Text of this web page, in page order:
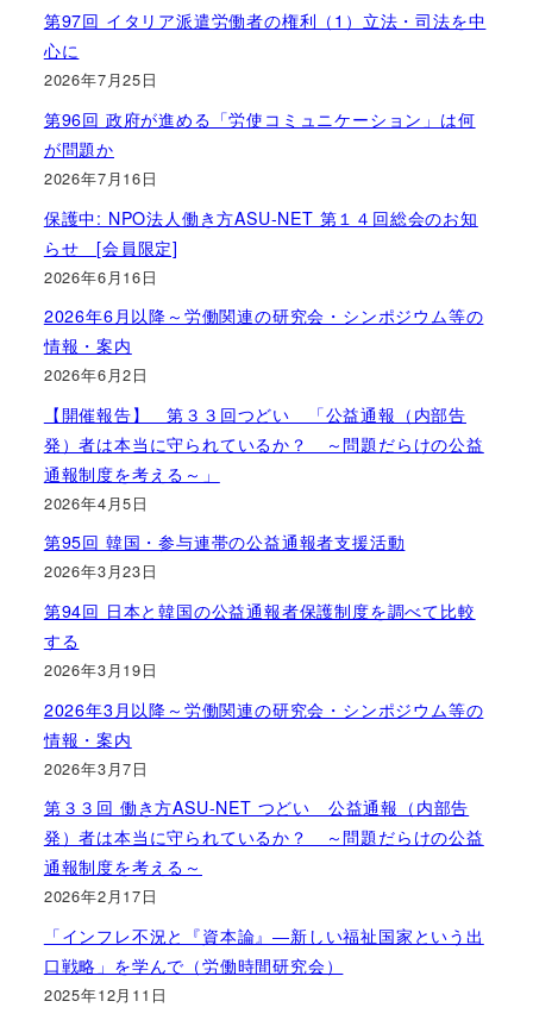
第97回 イタリア派遣労働者の権利（1）立法・司法を中
心に
2026年7月25日
第96回 政府が進める「労使コミュニケーション」は何
が問題か
2026年7月16日
保護中: NPO法人働き方ASU-NET 第１４回総会のお知
らせ [会員限定]
2026年6月16日
2026年6月以降～労働関連の研究会・シンポジウム等の
情報・案内
2026年6月2日
【開催報告】 第３３回つどい 「公益通報（内部告
発）者は本当に守られているか？ ～問題だらけの公益
通報制度を考える～」
2026年4月5日
第95回 韓国・参与連帯の公益通報者支援活動
2026年3月23日
第94回 日本と韓国の公益通報者保護制度を調べて比較
する
2026年3月19日
2026年3月以降～労働関連の研究会・シンポジウム等の
情報・案内
2026年3月7日
第３３回 働き方ASU-NET つどい 公益通報（内部告
発）者は本当に守られているか？ ～問題だらけの公益
通報制度を考える～
2026年2月17日
「インフレ不況と『資本論』―新しい福祉国家という出
口戦略」を学んで（労働時間研究会）
2025年12月11日